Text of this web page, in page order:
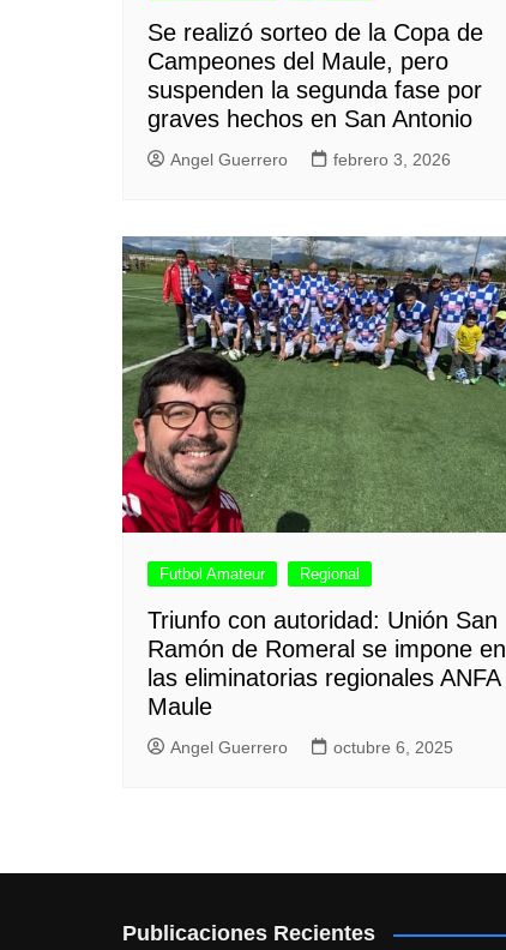
Se realizó sorteo de la Copa de
Campeones del Maule, pero
suspenden la segunda fase por
graves hechos en San Antonio
Angel Guerrero febrero 3, 2026
Futbol Amateur Regional
Triunfo con autoridad: Unión San
Ramón de Romeral se impone en
las eliminatorias regionales ANFA
Maule
Angel Guerrero octubre 6, 2025
Publicaciones Recientes